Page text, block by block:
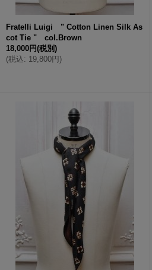
Fratelli Luigi " Cotton Linen Silk As
cot Tie " col.Brown
18,000円(税別)
(税込: 19,800円)